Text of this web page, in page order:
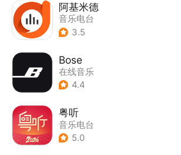
阿基米德
音乐电台
3.5
Bose
在线音乐
4.4
粤听
音乐电台
5.0